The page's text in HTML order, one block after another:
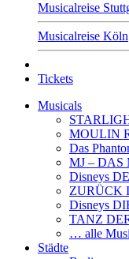
Musicalreise
Musicalreise Köln
Tickets
Musicals
MOULIN
Das
MJ – DAS
Disneys
ZURÜCK
Disneys
TANZ
… alle
Städte